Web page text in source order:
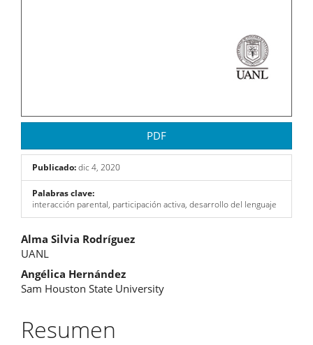
PDF
Publicado:dic 4, 2020
Palabras clave:
interacción parental, participación activa, desarrollo del lenguaje
Contenido
principal
del
artículo
Alma Silvia Rodríguez
UANL
Angélica Hernández
Sam Houston State University
Resumen